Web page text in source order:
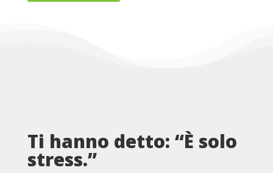
Ti hanno detto: “È solo
stress.”